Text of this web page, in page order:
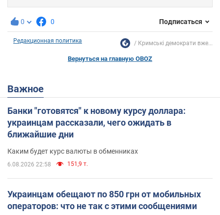
0 0 Подписаться
Редакционная политика Кримські демократи вже...
Вернуться на главную OBOZ
Важное
Банки "готовятся" к новому курсу доллара:
украинцам рассказали, чего ожидать в
ближайшие дни
Каким будет курс валюты в обменниках
6.08.2026 22:58 151,9 т.
Украинцам обещают по 850 грн от мобильных
операторов: что не так с этими сообщениями